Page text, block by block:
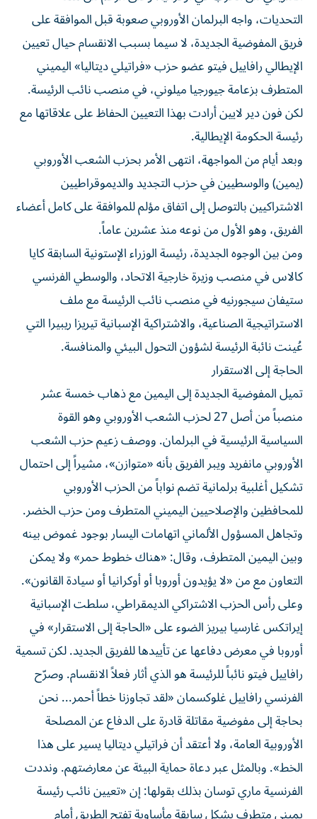
التحديات، واجه البرلمان الأوروبي صعوبة قبل الموافقة على
فريق المفوضية الجديدة، لا سيما بسبب الانقسام حيال تعيين
الإيطالي رافاييل فيتو عضو حزب «فراتيلي ديتاليا» اليميني
المتطرف بزعامة جيورجيا ميلوني، في منصب نائب الرئيسة.
لكن فون دير لايين أرادت بهذا التعيين الحفاظ على علاقاتها مع
رئيسة الحكومة الإيطالية.
وبعد أيام من المواجهة، انتهى الأمر بحزب الشعب الأوروبي
(يمين) والوسطيين في حزب التجديد والديموقراطيين
الاشتراكيين بالتوصل إلى اتفاق مؤلم للموافقة على كامل أعضاء
الفريق، وهو الأول من نوعه منذ عشرين عاماً.
ومن بين الوجوه الجديدة، رئيسة الوزراء الإستونية السابقة كايا
كالاس في منصب وزيرة خارجية الاتحاد، والوسطي الفرنسي
ستيفان سيجورنيه في منصب نائب الرئيسة مع ملف
الاستراتيجية الصناعية، والاشتراكية الإسبانية تيريزا ريبيرا التي
عُينت نائبة الرئيسة لشؤون التحول البيئي والمنافسة.
الحاجة إلى الاستقرار
تميل المفوضية الجديدة إلى اليمين مع ذهاب خمسة عشر
منصباً من أصل 27 لحزب الشعب الأوروبي وهو القوة
السياسية الرئيسية في البرلمان. ووصف زعيم حزب الشعب
الأوروبي مانفريد ويبر الفريق بأنه «متوازن»، مشيراً إلى احتمال
تشكيل أغلبية برلمانية تضم نواباً من الحزب الأوروبي
للمحافظين والإصلاحيين اليميني المتطرف ومن حزب الخضر.
وتجاهل المسؤول الألماني اتهامات اليسار بوجود غموض بينه
وبين اليمين المتطرف، وقال: «هناك خطوط حمر» ولا يمكن
التعاون مع من «لا يؤيدون أوروبا أو أوكرانيا أو سيادة القانون».
وعلى رأس الحزب الاشتراكي الديمقراطي، سلطت الإسبانية
إيراتكس غارسيا بيريز الضوء على «الحاجة إلى الاستقرار» في
أوروبا في معرض دفاعها عن تأييدها للفريق الجديد. لكن تسمية
رافاييل فيتو نائباً للرئيسة هو الذي أثار فعلاً الانقسام. وصرّح
الفرنسي رافاييل غلوكسمان «لقد تجاوزنا خطاً أحمر... نحن
بحاجة إلى مفوضية مقاتلة قادرة على الدفاع عن المصلحة
الأوروبية العامة، ولا أعتقد أن فراتيلي ديتاليا يسير على هذا
الخط». وبالمثل عبر دعاة حماية البيئة عن معارضتهم. ونددت
الفرنسية ماري توسان بذلك بقولها: إن «تعيين نائب رئيسة